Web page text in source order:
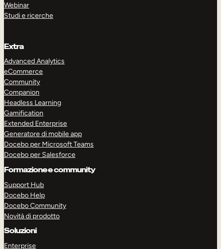
Webinar
Studi e ricerche
Extra
Advanced Analytics
eCommerce
Community
Companion
Headless Learning
Gamification
Extended Enterprise
Generatore di mobile app
Docebo per Microsoft Teams
Docebo per Salesforce
Formazione e community
Support Hub
Docebo Help
Docebo Community
Novità di prodotto
Soluzioni
Enterprise